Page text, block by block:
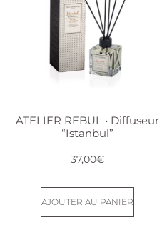
ATELIER REBUL • Diffuseur
“Istanbul”
37,00€
AJOUTER AU PANIER